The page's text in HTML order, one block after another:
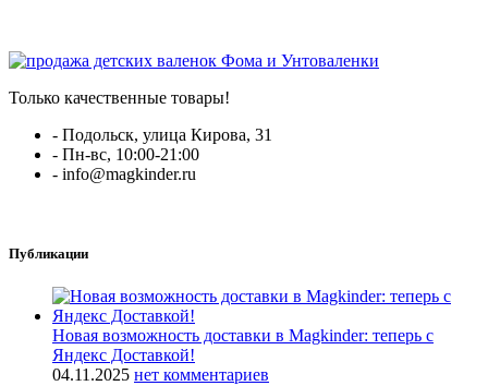
Только качественные товары!
- Подольск, улица Кирова, 31
- Пн-вс, 10:00-21:00
- info@magkinder.ru
Публикации
Новая возможность доставки в Magkinder: теперь с
Яндекс Доставкой!
04.11.2025 нет комментариев